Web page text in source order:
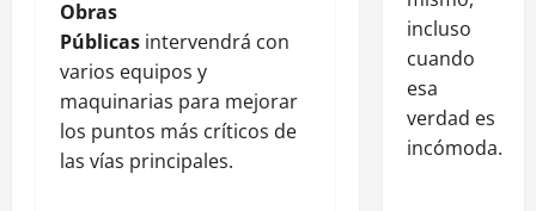
Obras
Públicas intervendrá con
varios equipos y
maquinarias para mejorar
los puntos más críticos de
las vías principales.
incluso
cuando
esa
verdad es
incómoda.